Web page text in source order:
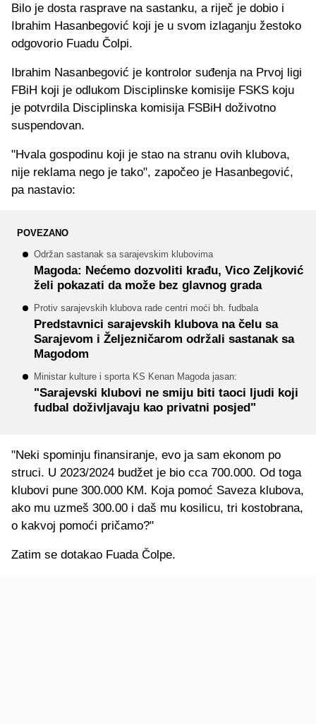
Bilo je dosta rasprave na sastanku, a riječ je dobio i
Ibrahim Hasanbegović koji je u svom izlaganju žestoko
odgovorio Fuadu Čolpi.
Ibrahim Nasanbegović je kontrolor suđenja na Prvoj ligi
FBiH koji je odlukom Disciplinske komisije FSKS koju
je potvrdila Disciplinska komisija FSBiH doživotno
suspendovan.
"Hvala gospodinu koji je stao na stranu ovih klubova,
nije reklama nego je tako", započeo je Hasanbegović,
pa nastavio:
POVEZANO
Održan sastanak sa sarajevskim klubovima
Magoda: Nećemo dozvoliti krađu, Vico Zeljković
želi pokazati da može bez glavnog grada
Protiv sarajevskih klubova rade centri moći bh. fudbala
Predstavnici sarajevskih klubova na čelu sa
Sarajevom i Željezničarom održali sastanak sa
Magodom
Ministar kulture i sporta KS Kenan Magoda jasan:
"Sarajevski klubovi ne smiju biti taoci ljudi koji
fudbal doživljavaju kao privatni posjed"
"Neki spominju finansiranje, evo ja sam ekonom po
struci. U 2023/2024 budžet je bio cca 700.000. Od toga
klubovi pune 300.000 KM. Koja pomoć Saveza klubova,
ako mu uzmeš 300.00 i daš mu kosilicu, tri kostobrana,
o kakvoj pomoći pričamo?"
Zatim se dotakao Fuada Čolpe.